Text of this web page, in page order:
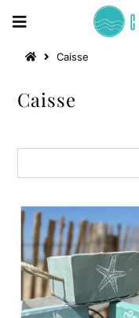
Caisse
Caisse